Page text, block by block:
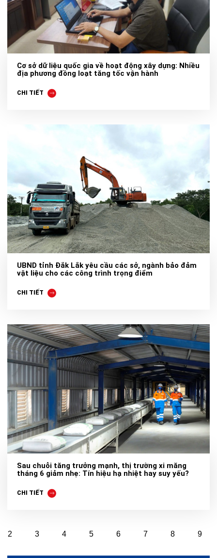
Cơ sở dữ liệu quốc gia về hoạt động xây dựng: Nhiều
địa phương đồng loạt tăng tốc vận hành
CHI TIẾT
UBND tỉnh Đắk Lắk yêu cầu các sở, ngành bảo đảm
vật liệu cho các công trình trọng điểm
CHI TIẾT
Sau chuỗi tăng trưởng mạnh, thị trường xi măng
tháng 6 giảm nhẹ: Tín hiệu hạ nhiệt hay suy yếu?
CHI TIẾT
2 3 4 5 6 7 8 9